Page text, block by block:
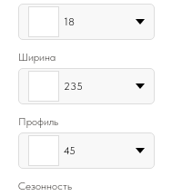
18
Ширина
235
Профиль
45
Сезонность